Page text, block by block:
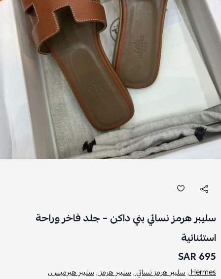
سليبر هرمز نسائي بني داكن – جلد فاخر وراحة
استثنائية
695 SAR
Hermes , سليبر هرمز نسائي ,سليبر هرمز ,سليبر هيرميس ,